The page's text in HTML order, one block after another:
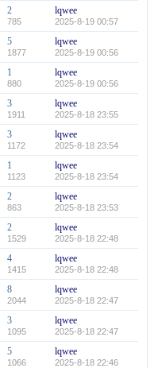
2
785
lqwee
2025-8-19 00:57
5
1877
lqwee
2025-8-19 00:56
1
880
lqwee
2025-8-19 00:56
3
1911
lqwee
2025-8-18 23:55
3
1172
lqwee
2025-8-18 23:54
1
1123
lqwee
2025-8-18 23:54
2
863
lqwee
2025-8-18 23:53
2
1529
lqwee
2025-8-18 22:48
4
1415
lqwee
2025-8-18 22:48
8
2044
lqwee
2025-8-18 22:47
3
1095
lqwee
2025-8-18 22:47
5
1066
lqwee
2025-8-18 22:46